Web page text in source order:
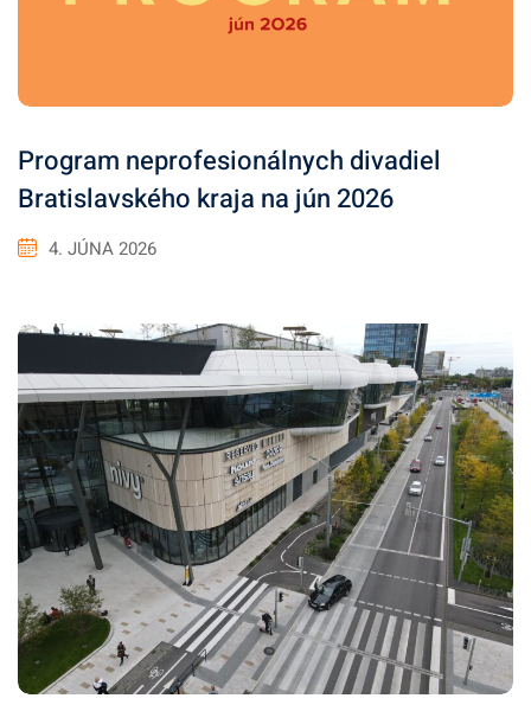
Program neprofesionálnych divadiel
Bratislavského kraja na jún 2026
4. JÚNA 2026